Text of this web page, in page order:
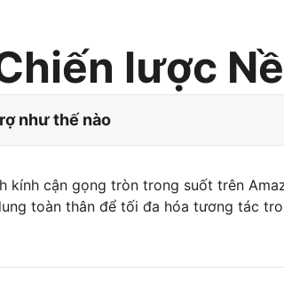
lược
như thế nào
kính cận gọng tròn trong suốt trên
toàn thân để tối đa hóa tương tác